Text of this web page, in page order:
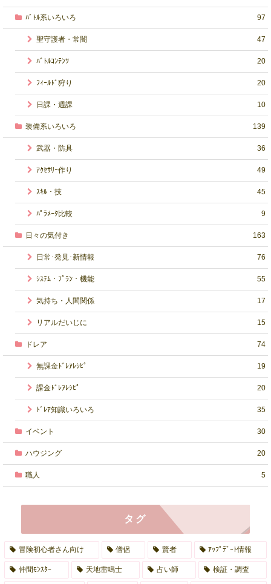
ﾊﾞﾄﾙ系いろいろ 97
聖守護者・常闇 47
ﾊﾞﾄﾙｺﾝﾃﾝﾂ 20
ﾌｨｰﾙﾄﾞ狩り 20
日課・週課 10
装備系いろいろ 139
武器・防具 36
ｱｸｾｻﾘｰ作り 49
ｽｷﾙ・技 45
ﾊﾟﾗﾒｰﾀ比較 9
日々の気付き 163
日常･発見･新情報 76
ｼｽﾃﾑ・ﾌﾟﾗﾝ・機能 55
気持ち・人間関係 17
リアルだいじに 15
ドレア 74
無課金ﾄﾞﾚｱﾚｼﾋﾟ 19
課金ﾄﾞﾚｱﾚｼﾋﾟ 20
ﾄﾞﾚｱ知識いろいろ 35
イベント 30
ハウジング 20
職人 5
タグ
冒険初心者さん向け 僧侶 賢者 ｱｯﾌﾟﾃﾞｰﾄ情報
仲間ﾓﾝｽﾀｰ 天地雷鳴士 占い師 検証・調査